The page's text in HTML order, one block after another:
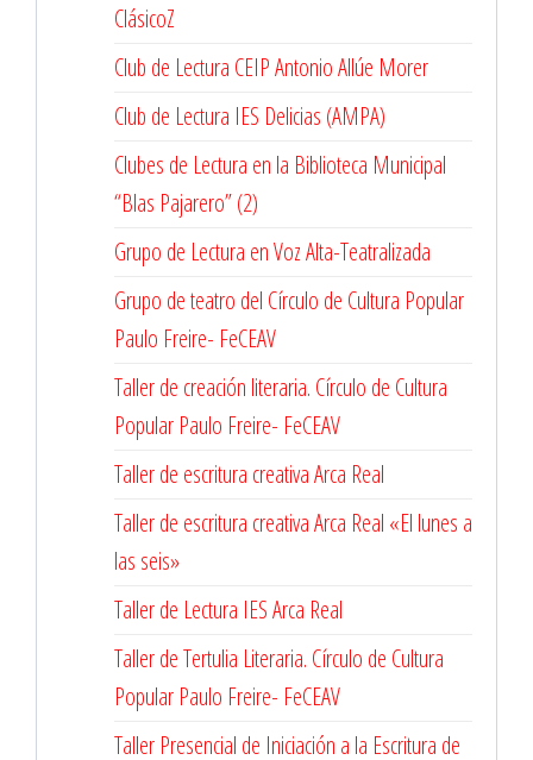
ClásicoZ
Club de Lectura CEIP Antonio Allúe Morer
Club de Lectura IES Delicias (AMPA)
Clubes de Lectura en la Biblioteca Municipal
“Blas Pajarero” (2)
Grupo de Lectura en Voz Alta-Teatralizada
Grupo de teatro del Círculo de Cultura Popular
Paulo Freire- FeCEAV
Taller de creación literaria. Círculo de Cultura
Popular Paulo Freire- FeCEAV
Taller de escritura creativa Arca Real
Taller de escritura creativa Arca Real «El lunes a
las seis»
Taller de Lectura IES Arca Real
Taller de Tertulia Literaria. Círculo de Cultura
Popular Paulo Freire- FeCEAV
Taller Presencial de Iniciación a la Escritura de